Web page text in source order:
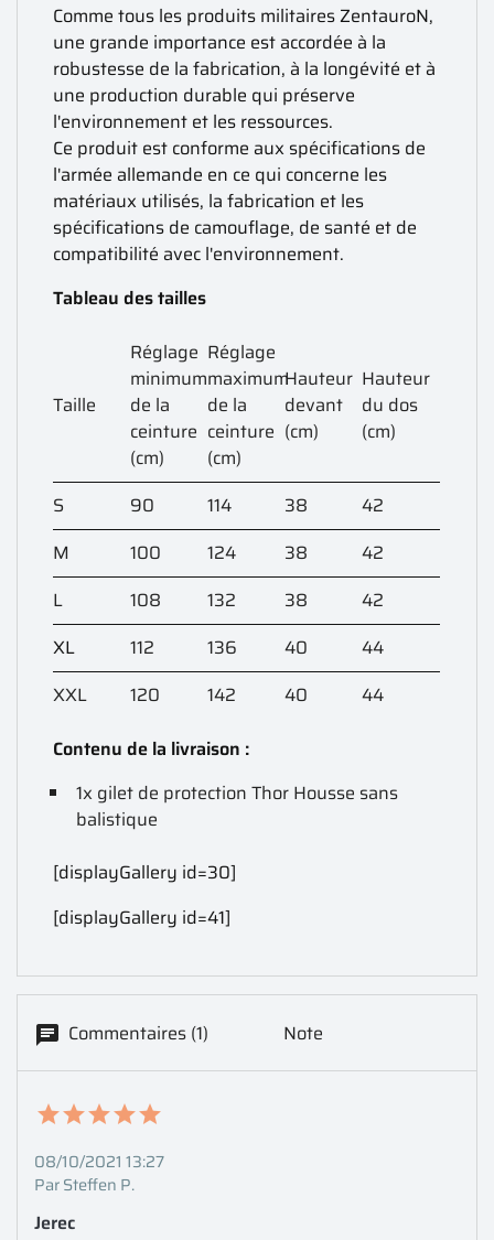
Comme tous les produits militaires ZentauroN,
une grande importance est accordée à la
robustesse de la fabrication, à la longévité et à
une production durable qui préserve
l'environnement et les ressources.
Ce produit est conforme aux spécifications de
l'armée allemande en ce qui concerne les
matériaux utilisés, la fabrication et les
spécifications de camouflage, de santé et de
compatibilité avec l'environnement.
Tableau des tailles
Taille
Réglage
minimum
de la
ceinture
(cm)
Réglage
maximum
de la
ceinture
(cm)
Hauteur
devant
(cm)
Hauteur
du dos
(cm)
S 90 114 38
42
M
100 124 38
42
L
108 132 38
42
XL
112 136 40
44
XXL
120 142 40
44
Contenu de la livraison :
1x gilet de protection Thor Housse sans
balistique
[displayGallery id=30]
[displayGallery id=41]
Commentaires (1) Note
08/10/2021 13:27
Par Steffen P.
Jerec